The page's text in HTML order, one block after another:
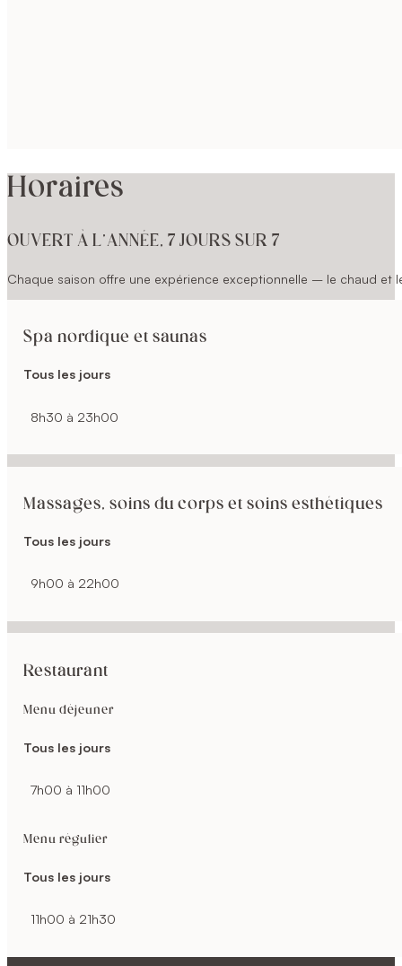
Horaires
OUVERT À L’ANNÉE, 7 JOURS SUR 7
Chaque saison offre une expérience exceptionnelle – le chaud et
Spa nordique et saunas
Tous les jours
8h30 à 23h00
Massages, soins du corps et soins esthétiques
Tous les jours
9h00 à 22h00
Restaurant
Menu déjeuner
Tous les jours
7h00 à 11h00
Menu régulier
Tous les jours
11h00 à 21h30